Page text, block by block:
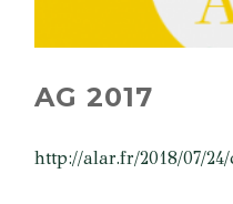
AG 2017
http://alar.fr/2018/07/